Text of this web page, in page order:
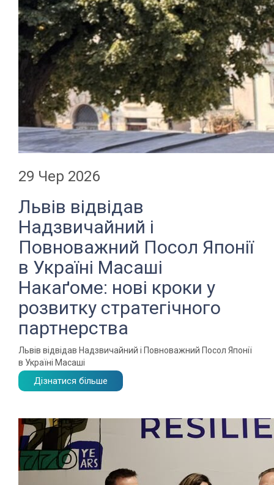
29 Чер 2026
Львів відвідав
Надзвичайний і
Повноважний Посол Японії
в Україні Масаші
Накаґоме: нові кроки у
розвитку стратегічного
партнерства
Львів відвідав Надзвичайний і Повноважний Посол Японії
в Україні Масаші
Дізнатися більше